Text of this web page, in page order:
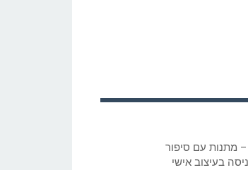
– מתנות עם סיפור
בעיצוב אישי